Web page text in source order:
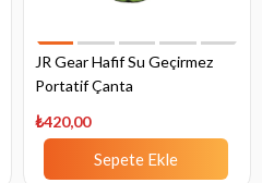
JR Gear Hafif Su Geçirmez
Portatif Çanta
₺420,00
Sepete Ekle